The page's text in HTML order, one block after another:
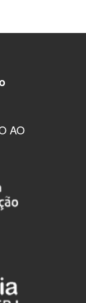
AO